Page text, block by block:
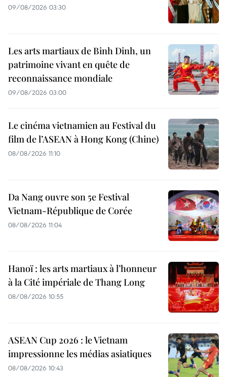
09/08/2026 03:30
Les arts martiaux de Binh Dinh, un
patrimoine vivant en quête de
reconnaissance mondiale
09/08/2026 03:00
Le cinéma vietnamien au Festival du
film de l’ASEAN à Hong Kong (Chine)
08/08/2026 11:10
Da Nang ouvre son 5e Festival
Vietnam-République de Corée
08/08/2026 11:04
Hanoï : les arts martiaux à l’honneur
à la Cité impériale de Thang Long
08/08/2026 10:55
ASEAN Cup 2026 : le Vietnam
impressionne les médias asiatiques
08/08/2026 10:43